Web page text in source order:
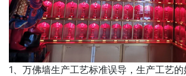
1、万佛墙生产工艺标准误导，生产工艺